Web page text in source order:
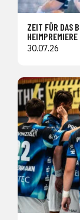
ZEIT FÜR DAS
30.07.26